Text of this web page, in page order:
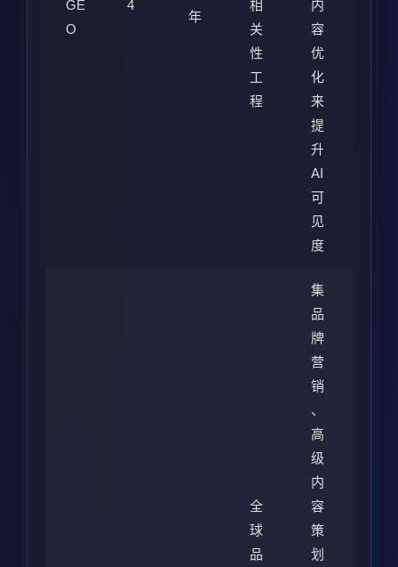
GE
O
4
年
相
关
性
工
程
内
容
优
化
来
提
升
AI
可
见
度
全
球
品
集
品
牌
营
销
、
高
级
内
容
策
划